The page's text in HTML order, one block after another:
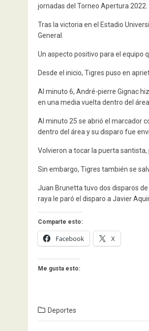
jornadas del Torneo Apertura 2022.
Tras la victoria en el Estadio
General.
Un aspecto positivo para el equipo
Desde el inicio, Tigres puso en
Al minuto 6, André-pierre Gignac
en una media vuelta dentro del
Al minuto 25 se abrió el marcador
dentro del área y su disparo fue
Volvieron a tocar la puerta santista,
Sin embargo, Tigres también se
Juan Brunetta tuvo dos disparos
raya le paró el disparo a Javier
Comparte esto:
Facebook X
Me gusta esto:
Deportes